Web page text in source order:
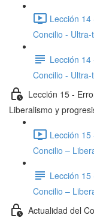
Lección
Concilio -
Lección
Concilio -
Lección 15 -
Liberalismo y
Lección
Concilio –
Lección
Concilio –
Actualidad del